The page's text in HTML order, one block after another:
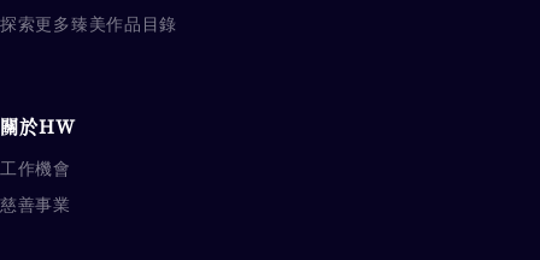
探索更多臻美作品目錄
關於HW
工作機會
慈善事業